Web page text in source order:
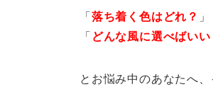
「 落ち着く色はどれ？ 」
「 どんな風に選べばいい
とお悩み中のあなたへ